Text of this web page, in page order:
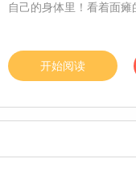
自己的身体里！看着面
开始阅读